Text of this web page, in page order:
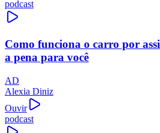
podcast
Como funciona o carro por
a pena para você
AD
Alexia Diniz
Ouvir
podcast